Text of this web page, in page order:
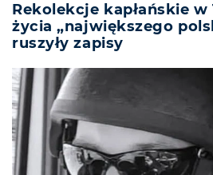
Rekolekcje kapłańskie
życia „największego
ruszyły zapisy